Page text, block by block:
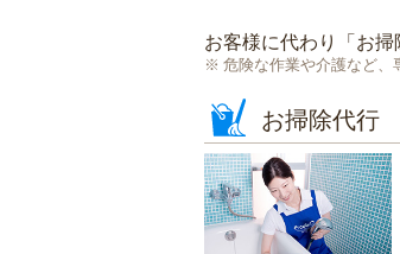
お客様に代わり「 お掃
危険な作業や介護など、
お掃除代行